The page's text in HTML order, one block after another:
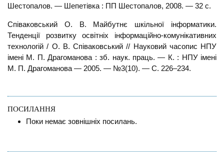
Шестопалов. — Шепетівка : ПП Шестопалов, 2008. — 32 с.
Співаковський О. В. Майбутнє шкільної інформатики.
Тенденції розвитку освітніх інформаційно-комунікативних
технологій / О. В. Співаковський // Науковий часопис НПУ
імені М. П. Драгоманова : зб. наук. праць. — К. : НПУ імені
М. П. Драгоманова — 2005. — №3(10). — С. 226–234.
ПОСИЛАННЯ
Поки немає зовнішніх посилань.